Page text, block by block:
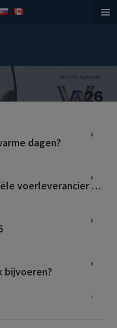
dagen?
van de WK in Aken!
bijvoeren?